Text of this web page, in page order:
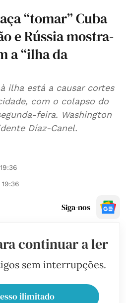
“tomar” Cuba
e Rússia mostra-
a “ilha da
ilha está a causar cortes
com o colapso do
feira. Washington
Díaz-Canel.
Siga-nos
continuar a ler
sem interrupções.
ilimitado